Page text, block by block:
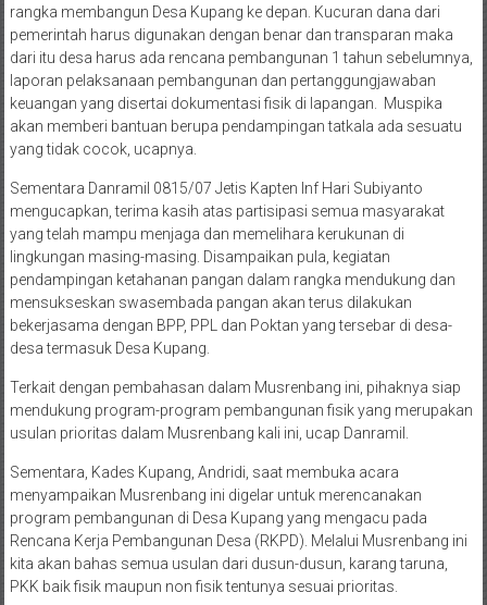
rangka membangun Desa Kupang ke depan. Kucuran dana dari
pemerintah harus digunakan dengan benar dan transparan maka
dari itu desa harus ada rencana pembangunan 1 tahun sebelumnya,
laporan pelaksanaan pembangunan dan pertanggungjawaban
keuangan yang disertai dokumentasi fisik di lapangan. Muspika
akan memberi bantuan berupa pendampingan tatkala ada sesuatu
yang tidak cocok, ucapnya.
Sementara Danramil 0815/07 Jetis Kapten Inf Hari Subiyanto
mengucapkan, terima kasih atas partisipasi semua masyarakat
yang telah mampu menjaga dan memelihara kerukunan di
lingkungan masing-masing. Disampaikan pula, kegiatan
pendampingan ketahanan pangan dalam rangka mendukung dan
mensukseskan swasembada pangan akan terus dilakukan
bekerjasama dengan BPP, PPL dan Poktan yang tersebar di desa-
desa termasuk Desa Kupang.
Terkait dengan pembahasan dalam Musrenbang ini, pihaknya siap
mendukung program-program pembangunan fisik yang merupakan
usulan prioritas dalam Musrenbang kali ini, ucap Danramil.
Sementara, Kades Kupang, Andridi, saat membuka acara
menyampaikan Musrenbang ini digelar untuk merencanakan
program pembangunan di Desa Kupang yang mengacu pada
Rencana Kerja Pembangunan Desa (RKPD). Melalui Musrenbang ini
kita akan bahas semua usulan dari dusun-dusun, karang taruna,
PKK baik fisik maupun non fisik tentunya sesuai prioritas.